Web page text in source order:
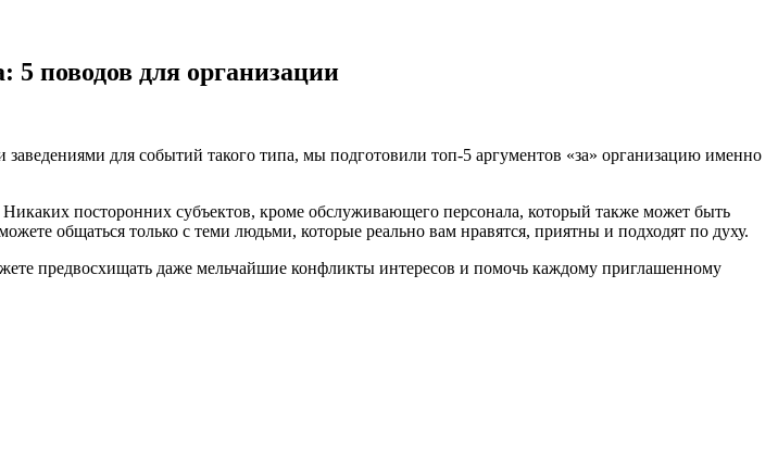
5 поводов для организации
для событий такого типа, мы подготовили топ-5 аргументов «за» организацию именно
посторонних субъектов, кроме обслуживающего персонала, который также может быть
общаться только с теми людьми, которые реально вам нравятся, приятны и подходят по духу.
предвосхищать даже мельчайшие конфликты интересов и помочь каждому приглашенному